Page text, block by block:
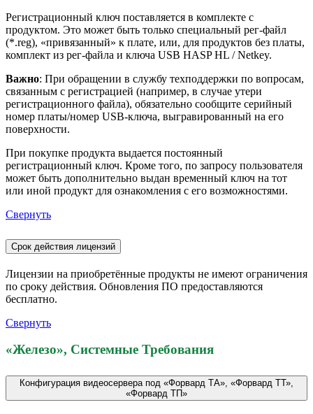
Регистрационный ключ поставляется в комплекте с
продуктом. Это может быть только специальный рег-файл
(*.reg), «привязанный» к плате, или, для продуктов без платы,
комплект из рег-файла и ключа USB HASP HL / Netkey.
Важно: При обращении в службу техподдержки по вопросам,
связанным с регистрацией (например, в случае утери
регистрационного файла), обязательно сообщите серийный
номер платы/номер USB-ключа, выгравированный на его
поверхности.
При покупке продукта выдается постоянный
регистрационный ключ. Кроме того, по запросу пользователя
может быть дополнительно выдан временный ключ на тот
или иной продукт для ознакомления с его возможностями.
Свернуть
Срок действия лицензий
Лицензии на приобретённые продукты не имеют ограничения
по сроку действия. Обновления ПО предоставляются
бесплатно.
Свернуть
«Железо», Системные Требования
Конфигурация видеосервера под «Форвард ТА», «Форвард ТТ»,
«Форвард ТП»